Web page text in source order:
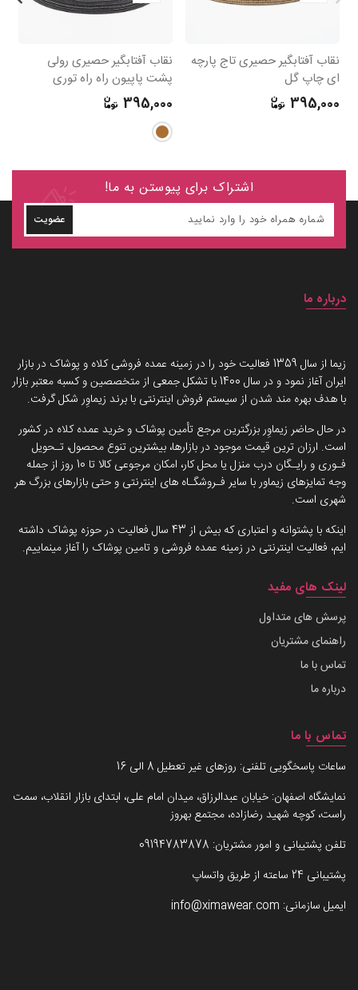
نقاب آفتابگیر حصیری تاج پارچه
ای چاپ گل
395,000
نقاب آفتابگیر حصیری رولی
پشت پاپیون راه راه توری
395,000
اشتراک برای پیوستن به ما!
عضویت
درباره ما
زیما از سال 1359 فعالیت خود را در زمینه عمده فروشی کلاه و پوشاک در بازار
ایران آغاز نمود و در سال 1400 با تشکل جمعی از متخصصین و کسبه معتبر بازار
با هدف بهره مند شدن از سیستم فروش اینترنتی با برند زیماوِر شکل گرفت.
در حال حاضر زیماوِر بزرگترین مرجع تأمین پوشاک و خرید عمده کلاه در کشور
است. ارزان ترین قیمت موجود در بازارها، بیشترین تنوع محصول، تـحویل
فـوری و رایـگان درب منزل یا محل کار، امکان مرجوعی کالا تا 10 روز از جمله
وجه تمایزهای زیماور با سایر فـروشگـاه های اینترنتی و حتی بازارهای بزرگ هر
شهری است.
اینکه با پشتوانه و اعتباری که بیش از 43 سال فعالیت در حوزه پوشاک داشته
ایم، فعالیت اینترنتی در زمینه عمده فروشی و تامین پوشاک را آغاز مینماییم.
لینک های مفید
پرسش های متداول
راهنمای مشتریان
تماس با ما
درباره ما
تماس با ما
ساعات پاسخگویی تلفنی: روزهای غیر تعطیل 8 الی 16
نمایشگاه اصفهان: خیابان عبدالرزاق، میدان امام علی، ابتدای بازار انقلاب، سمت
راست، کوچه شهید رضازاده، مجتمع بهروز
تلفن پشتیبانی و امور مشتریان: 09194783878
پشتیبانی 24 ساعته از طریق واتساپ
ایمیل سازمانی: info@ximawear.com